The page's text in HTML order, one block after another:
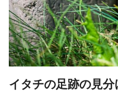
イタチの足跡の見